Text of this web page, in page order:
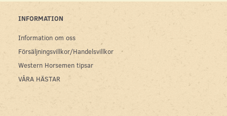
INFORMATION
Information om oss
Försäljningsvillkor/Handelsvillkor
Western Horsemen tipsar
VÅRA HÄSTAR